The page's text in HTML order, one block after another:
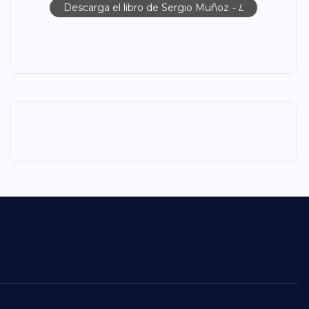
Descarga el libro de Sergio Muñoz - L